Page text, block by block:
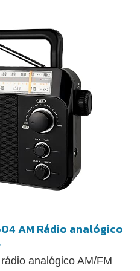
AM Rádio analógico
analógico AM/FM